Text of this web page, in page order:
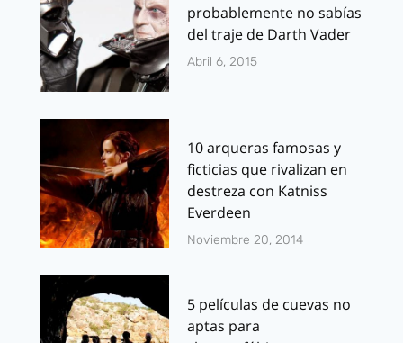
probablemente no sabías
del traje de Darth Vader
Abril 6, 2015
10 arqueras famosas y
ficticias que rivalizan en
destreza con Katniss
Everdeen
Noviembre 20, 2014
5 películas de cuevas no
aptas para